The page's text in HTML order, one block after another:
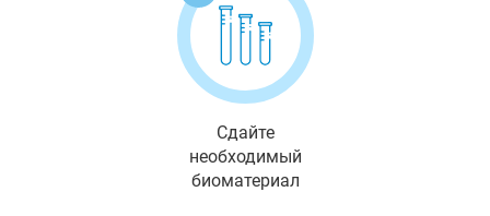
Сдайте
необходимый
биоматериал